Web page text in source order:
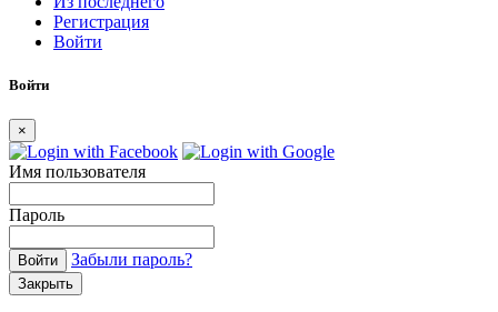
Регистрация
Войти
Войти
×
Имя пользователя
Пароль
Войти Забыли пароль?
Закрыть